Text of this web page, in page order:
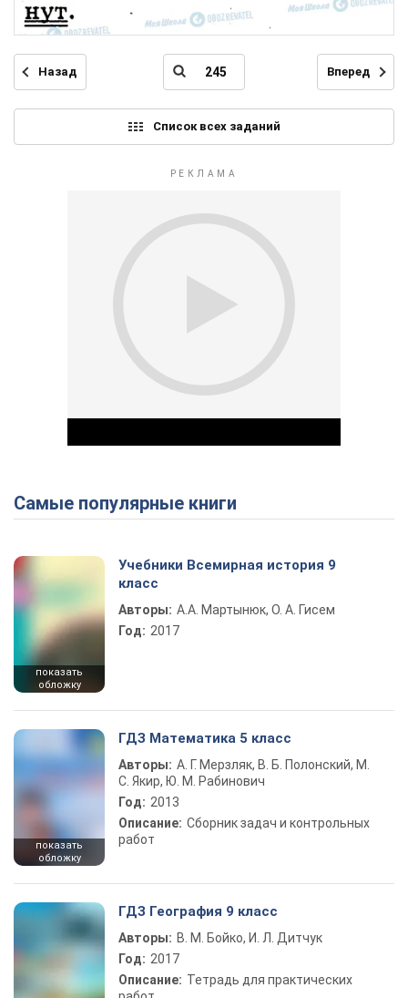
Назад Вперед
Список всех заданий
Play Video
Самые популярные книги
показать
обложку
Учебники Всемирная история 9
класс
Авторы: А.А. Мартынюк, О. А. Гисем
Год: 2017
показать
обложку
ГДЗ Математика 5 класс
Авторы: А. Г. Мерзляк, В. Б. Полонский, М.
С. Якир, Ю. М. Рабинович
Год: 2013
Описание: Сборник задач и контрольных
работ
ГДЗ География 9 класс
Авторы: В. М. Бойко, И. Л. Дитчук
Год: 2017
Описание: Тетрадь для практических